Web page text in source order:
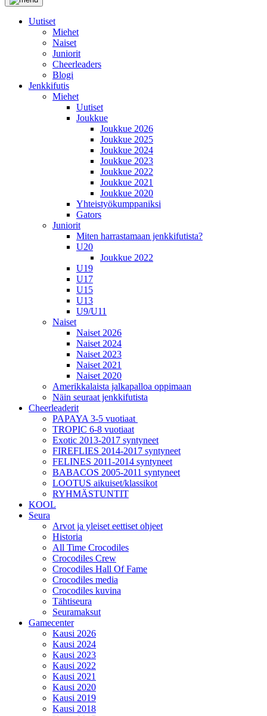
Uutiset
Miehet
Naiset
Juniorit
Cheerleaders
Blogi
Jenkkifutis
Miehet
Uutiset
Joukkue
Joukkue 2026
Joukkue 2025
Joukkue 2024
Joukkue 2023
Joukkue 2022
Joukkue 2021
Joukkue 2020
Yhteistyökumppaniksi
Gators
Juniorit
Miten harrastamaan jenkkifutista?
U20
Joukkue 2022
U19
U17
U15
U13
U9/U11
Naiset
Naiset 2026
Naiset 2024
Naiset 2023
Naiset 2021
Naiset 2020
Amerikkalaista jalkapalloa oppimaan
Näin seuraat jenkkifutista
Cheerleaderit
PAPAYA 3-5 vuotiaat
TROPIC 6-8 vuotiaat
Exotic 2013-2017 syntyneet
FIREFLIES 2014-2017 syntyneet
FELINES 2011-2014 syntyneet
BABACOS 2005-2011 syntyneet
LOOTUS aikuiset/klassikot
RYHMÄSTUNTIT
KOOL
Seura
Arvot ja yleiset eettiset ohjeet
Historia
All Time Crocodiles
Crocodiles Crew
Crocodiles Hall Of Fame
Crocodiles media
Crocodiles kuvina
Tähtiseura
Seuramaksut
Gamecenter
Kausi 2026
Kausi 2024
Kausi 2023
Kausi 2022
Kausi 2021
Kausi 2020
Kausi 2019
Kausi 2018